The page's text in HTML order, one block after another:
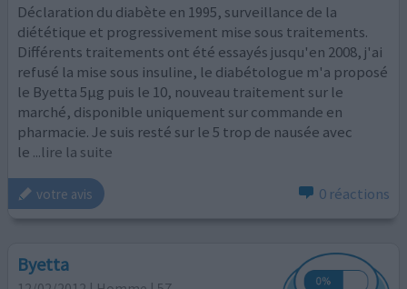
Déclaration du diabète en 1995, surveillance de la
diététique et progressivement mise sous traitements.
Différents traitements ont été essayés jusqu'en 2008, j'ai
refusé la mise sous insuline, le diabétologue m'a proposé
le Byetta 5µg puis le 10, nouveau traitement sur le
marché, disponible uniquement sur commande en
pharmacie. Je suis resté sur le 5 trop de nausée avec
le ...lire la suite
votre avis 0 réactions
Byetta